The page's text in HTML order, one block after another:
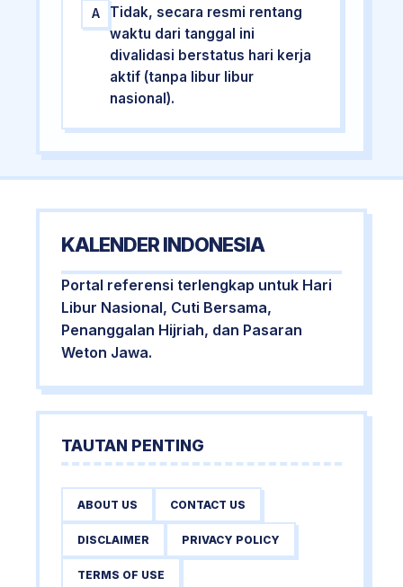
A
Tidak, secara resmi rentang
waktu dari tanggal ini
divalidasi berstatus hari kerja
aktif (tanpa libur libur
nasional).
KALENDER INDONESIA
Portal referensi terlengkap untuk Hari
Libur Nasional, Cuti Bersama,
Penanggalan Hijriah, dan Pasaran
Weton Jawa.
TAUTAN PENTING
ABOUT US CONTACT US
DISCLAIMER PRIVACY POLICY
TERMS OF USE